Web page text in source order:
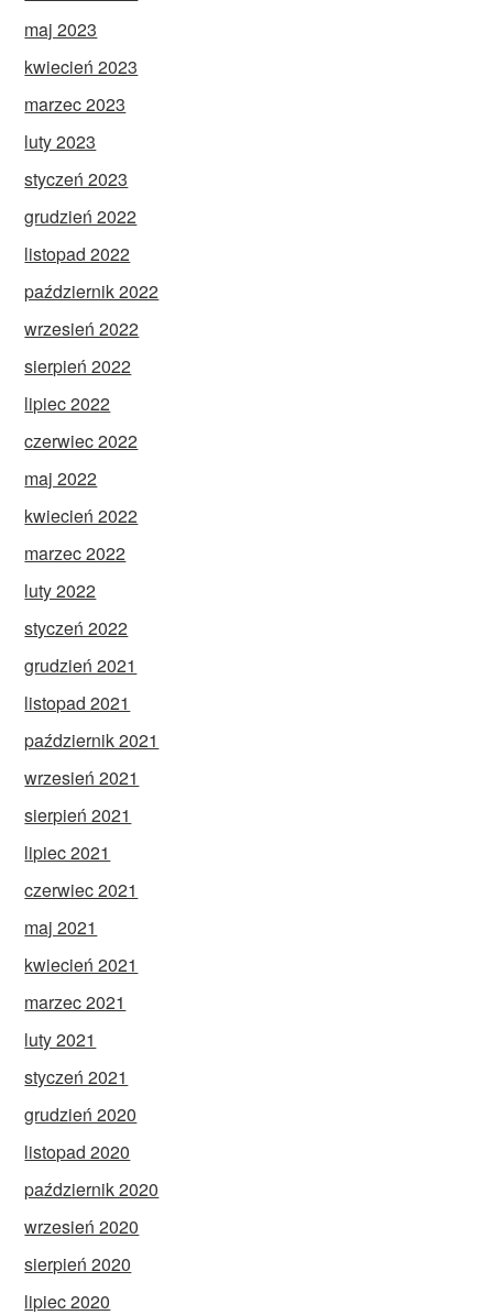
maj 2023
kwiecień 2023
marzec 2023
luty 2023
styczeń 2023
grudzień 2022
listopad 2022
październik 2022
wrzesień 2022
sierpień 2022
lipiec 2022
czerwiec 2022
maj 2022
kwiecień 2022
marzec 2022
luty 2022
styczeń 2022
grudzień 2021
listopad 2021
październik 2021
wrzesień 2021
sierpień 2021
lipiec 2021
czerwiec 2021
maj 2021
kwiecień 2021
marzec 2021
luty 2021
styczeń 2021
grudzień 2020
listopad 2020
październik 2020
wrzesień 2020
sierpień 2020
lipiec 2020